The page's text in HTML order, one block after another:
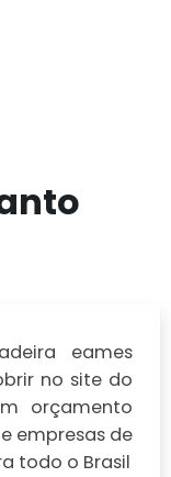
eames
no site do
orçamento
empresas de
todo o Brasil